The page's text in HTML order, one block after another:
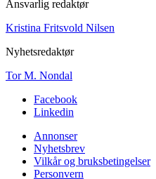
Ansvarlig redaktør
Kristina Fritsvold Nilsen
Nyhetsredaktør
Tor M. Nondal
Facebook
Linkedin
Annonser
Nyhetsbrev
Vilkår og bruksbetingelser
Personvern